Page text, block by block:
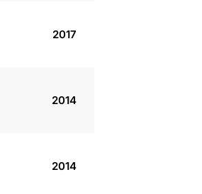
2017
2014
2014